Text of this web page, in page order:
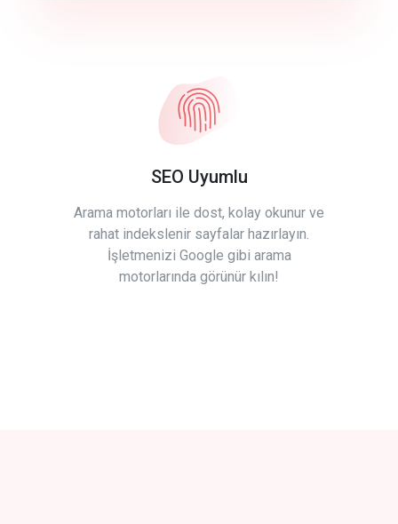
SEO Uyumlu
Arama motorları ile dost, kolay okunur ve
rahat indekslenir sayfalar hazırlayın.
İşletmenizi Google gibi arama
motorlarında görünür kılın!